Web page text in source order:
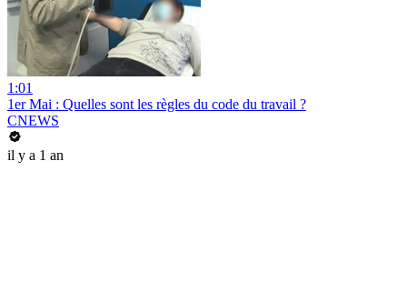
1:01
1er Mai : Quelles sont les règles du code du travail ?
CNEWS
il y a 1 an